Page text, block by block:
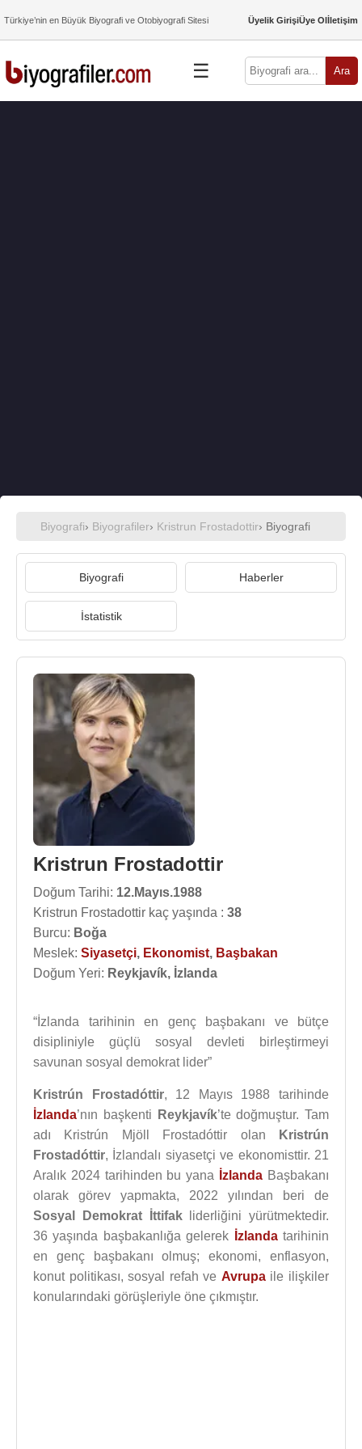
Türkiye’nin en Büyük Biyografi ve Otobiyografi Sitesi Üyelik GirişiÜye Olİletişim
☰ Ara
Biyografi› Biyografiler› Kristrun Frostadottir› Biyografi
Biyografi Haberler
İstatistik
Kristrun Frostadottir
Doğum Tarihi: 12.Mayıs.1988
Kristrun Frostadottir kaç yaşında : 38
Burcu: Boğa
Meslek: Siyasetçi, Ekonomist, Başbakan
Doğum Yeri: Reykjavík, İzlanda
“İzlanda tarihinin en genç başbakanı ve bütçe
disipliniyle güçlü sosyal devleti birleştirmeyi
savunan sosyal demokrat lider”
Kristrún Frostadóttir, 12 Mayıs 1988 tarihinde
İzlanda’nın başkenti Reykjavík’te doğmuştur. Tam
adı Kristrún Mjöll Frostadóttir olan
Kristrún
Frostadóttir, İzlandalı siyasetçi ve ekonomisttir. 21
Aralık 2024 tarihinden bu yana
İzlanda Başbakanı
olarak görev yapmakta, 2022 yılından beri de
Sosyal Demokrat İttifakliderliğini yürütmektedir.
36 yaşında başbakanlığa gelerek
İzlandatarihinin
en genç başbakanı olmuş; ekonomi, enflasyon,
konut politikası, sosyal refah ve Avrupaile ilişkiler
konularındaki görüşleriyle öne çıkmıştır.